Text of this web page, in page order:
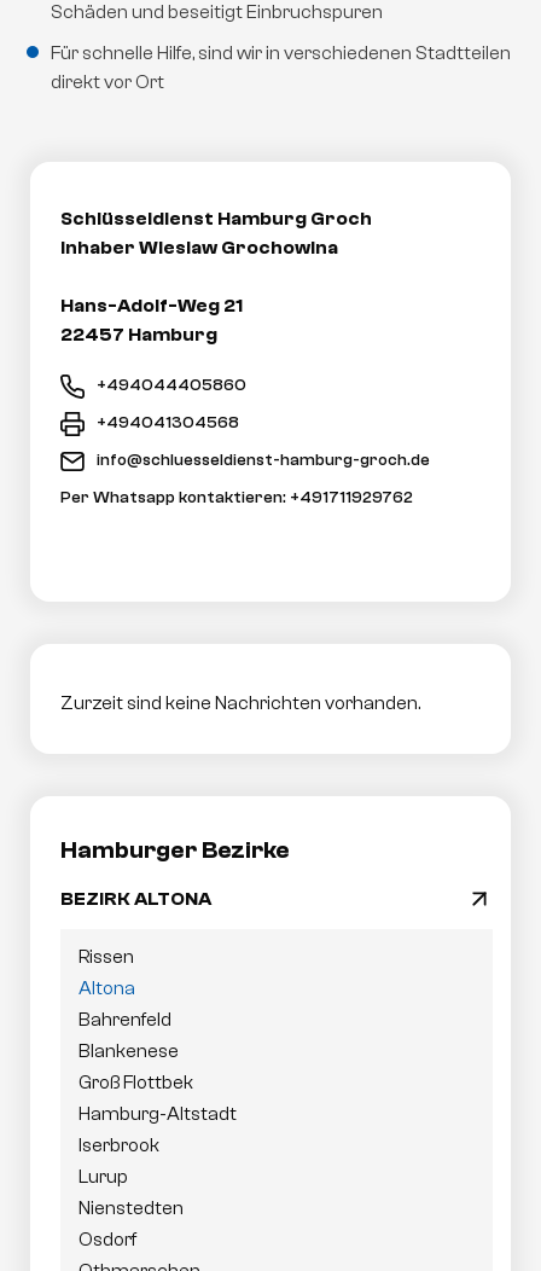
Schäden und beseitigt Einbruchspuren
Für schnelle Hilfe, sind wir in verschiedenen Stadtteilen
direkt vor Ort
Schlüsseldienst Hamburg Groch
Inhaber Wieslaw Grochowina
Hans-Adolf-Weg 21
22457 Hamburg
+494044405860
+494041304568
info@schluesseldienst-hamburg-groch.de
Per Whatsapp kontaktieren: +491711929762
Zurzeit sind keine Nachrichten vorhanden.
Hamburger Bezirke
überspringen
BEZIRK ALTONA arrow_drop_down
Rissen
Altona
Bahrenfeld
Blankenese
Groß Flottbek
Hamburg-Altstadt
Iserbrook
Lurup
Nienstedten
Osdorf